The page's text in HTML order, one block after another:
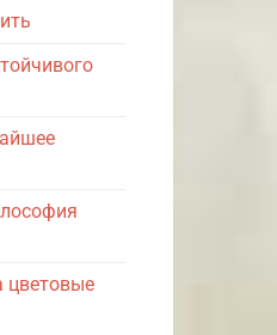
цветовые